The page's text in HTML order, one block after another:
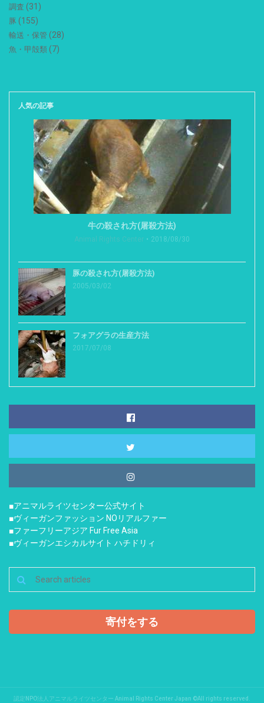
調査 (31)
豚 (155)
輸送・保管 (28)
魚・甲殻類 (7)
人気の記事
牛の殺され方(屠殺方法)
Animal Rights Center 2018/08/30
豚の殺され方(屠殺方法)
2005/03/02
フォアグラの生産方法
2017/07/08
■アニマルライツセンター公式サイト
■ヴィーガンファッション NOリアルファー
■ファーフリーアジア Fur Free Asia
■ヴィーガンエシカルサイト ハチドリィ
寄付をする
認定NPO法人アニマルライツセンター Animal Rights Center Japan ©All rights reserved.